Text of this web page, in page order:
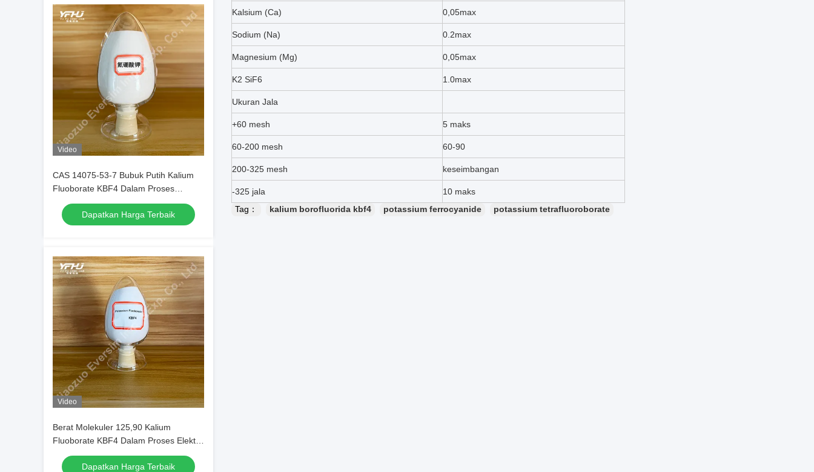
Video
CAS 14075-53-7 Bubuk Putih Kalium
Fluoborate KBF4 Dalam Proses
Elektrokimia
Dapatkan Harga Terbaik
Video
Berat Molekuler 125,90 Kalium
Fluoborate KBF4 Dalam Proses Elektro
Kimia
Dapatkan Harga Terbaik
Kalsium (Ca) 0,05max
Sodium (Na) 0.2max
Magnesium (Mg) 0,05max
K2 SiF6 1.0max
Ukuran Jala
+60 mesh 5 maks
60-200 mesh 60-90
200-325 mesh keseimbangan
-325 jala
10 maks
Tag：
kalium borofluorida kbf4 potassium ferrocyanide potassium tetrafluoroborate